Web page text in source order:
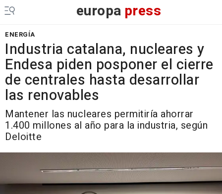
europa press
ENERGÍA
Industria catalana, nucleares y
Endesa piden posponer el cierre
de centrales hasta desarrollar
las renovables
Mantener las nucleares permitiría ahorrar
1.400 millones al año para la industria, según
Deloitte